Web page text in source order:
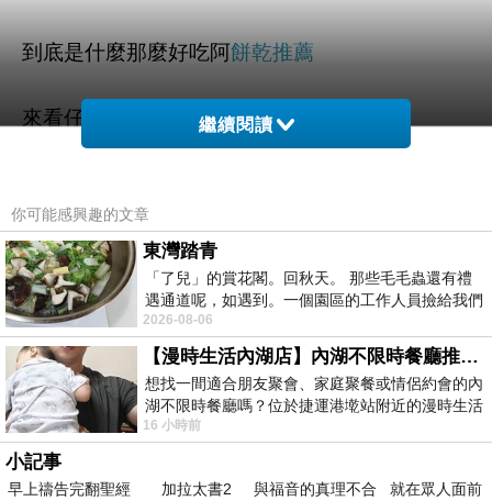
到底是什麼那麼好吃阿餅乾推薦
來看仔細囉，就是這個啦
這款在網路上可是大家瘋狂搶購的產品
我是在ETMALL東森購物網
你看了是不是也口水直流了呢
趕快買一個來吃吃看吧
繼續閱讀
你可能感興趣的文章
東灣踏青
「了兒」的賞花閣。回秋天。 那些毛毛蟲還有禮
遇通道呢，如遇到。一個園區的工作人員撿給我們
細賞。
2026-08-06
【漫時生活內湖店】內湖不限時餐廳推薦｜捷運港墘站美食，聚餐、約會、家庭聚會首選，正餐甜點一次滿足
想找一間適合朋友聚會、家庭聚餐或情侶約會的內
湖不限時餐廳嗎？位於捷運港墘站附近的漫時生活
內湖店，從捷運站步行約4分鐘即可抵
16 小時前
小記事
早上禱告完翻聖經 加拉太書2 與福音的真理不合 就在眾人面前